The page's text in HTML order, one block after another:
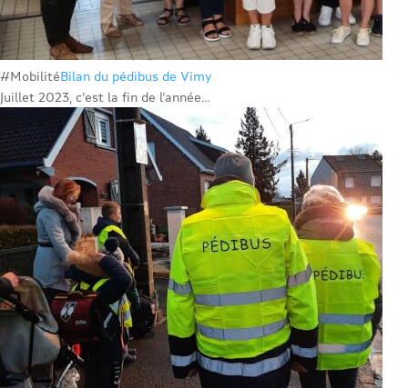
#MobilitéBilan du pédibus de Vimy
Juillet 2023, c’est la fin de l’année...